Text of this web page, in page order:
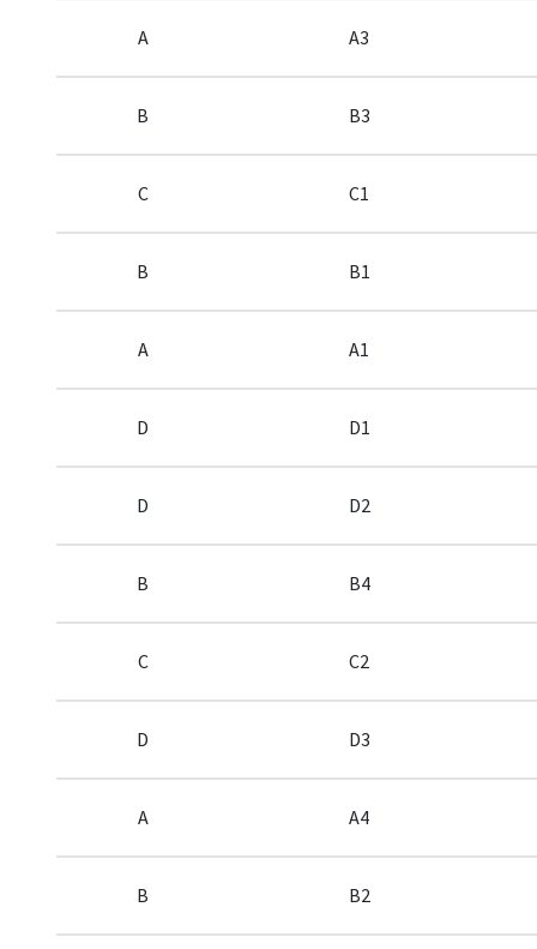
A A3
B B3
C C1
B B1
A A1
D D1
D D2
B B4
C C2
D D3
A A4
B B2